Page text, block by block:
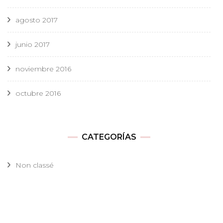
agosto 2017
junio 2017
noviembre 2016
octubre 2016
CATEGORÍAS
Non classé